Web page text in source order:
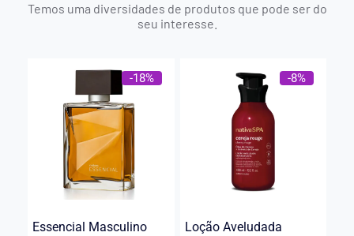
Temos uma diversidades de produtos que pode ser do
seu interesse.
-18%
Essencial Masculino
-8%
Loção Aveludada